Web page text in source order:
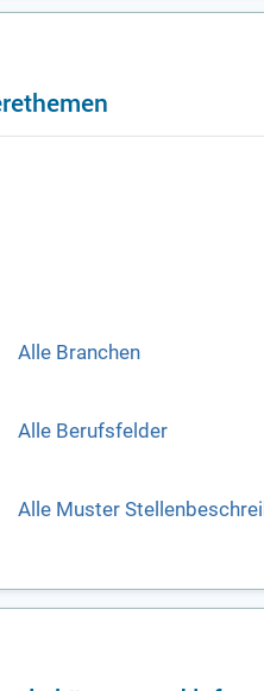
Alle Branchen
Alle Berufsfelder
Alle Muster